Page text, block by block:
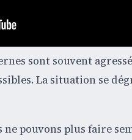
sont souvent
La situation se
ne pouvons plus faire